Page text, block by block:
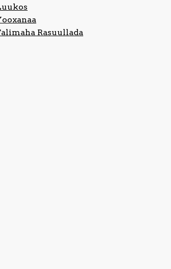
Rasuullada